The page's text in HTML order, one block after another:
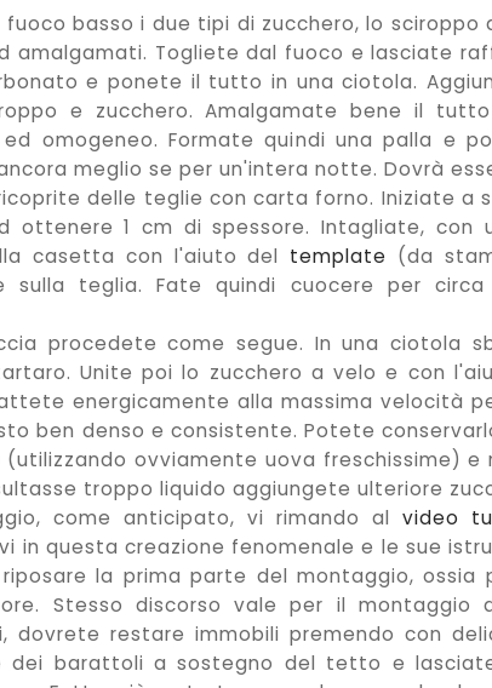
basso i due tipi di zucchero, lo sciroppo
amalgamati. Togliete dal fuoco e lasciate
e ponete il tutto in una ciotola.
e zucchero. Amalgamate bene il
omogeneo. Formate quindi una palla e
meglio se per un'intera notte. Dovrà
delle teglie con carta forno. Iniziate a
ottenere 1 cm di spessore. Intagliate, con
casetta con l'aiuto del template (da
teglia. Fate quindi cuocere per
procedete come segue. In una ciotola
Unite poi lo zucchero a velo e con
energicamente alla massima velocità
ben denso e consistente. Potete
ovviamente uova freschissime) e
troppo liquido aggiungete ulteriore
come anticipato, vi rimando alvideo
in questa creazione fenomenale e le sue
la prima parte del montaggio,
Stesso discorso vale per il montaggio
dovrete restare immobili premendo con
dei barattoli a sostegno del tetto e